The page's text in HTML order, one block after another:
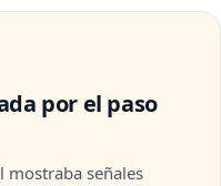
por el paso
mostraba señales